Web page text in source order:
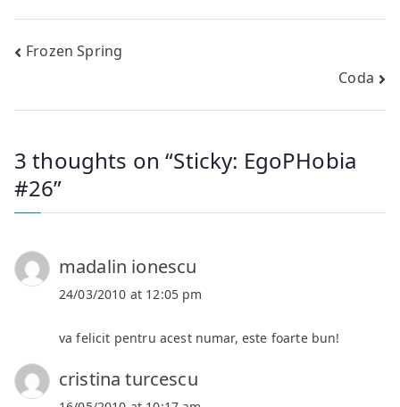
Post
Frozen Spring
Coda
3 thoughts on “Sticky: EgoPHobia
#26”
madalin ionescu
24/03/2010 at 12:05 pm
va felicit pentru acest numar, este foarte bun!
cristina turcescu